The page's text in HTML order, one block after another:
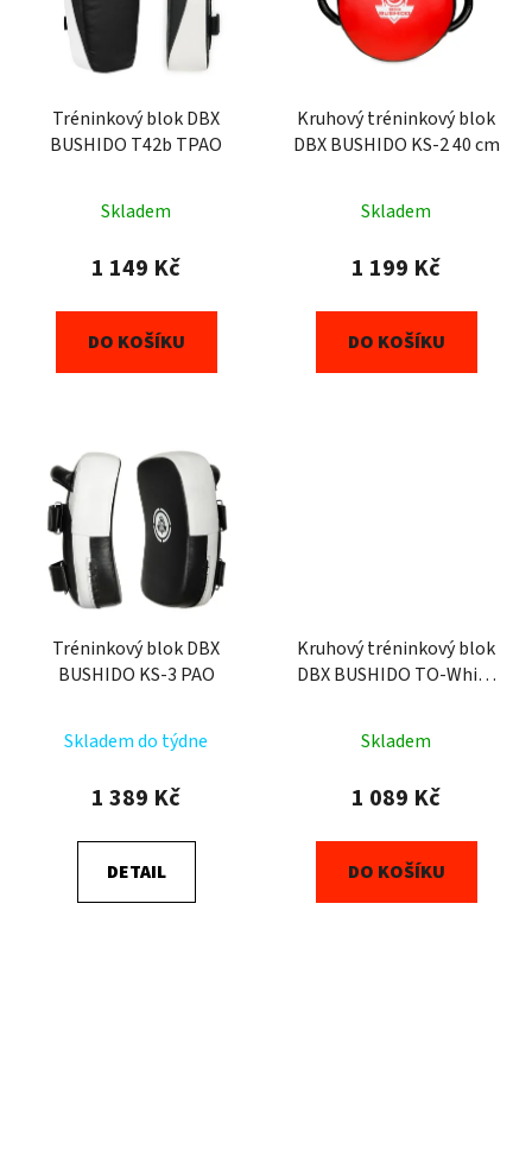
Tréninkový blok DBX
BUSHIDO T42b TPAO
Skladem
1 149 Kč
DO KOŠÍKU
Kruhový tréninkový blok
DBX BUSHIDO KS-2 40 cm
Skladem
1 199 Kč
DO KOŠÍKU
Tréninkový blok DBX
BUSHIDO KS-3 PAO
Skladem do týdne
1 389 Kč
DETAIL
Kruhový tréninkový blok
DBX BUSHIDO TO-White
Skladem
1 089 Kč
DO KOŠÍKU